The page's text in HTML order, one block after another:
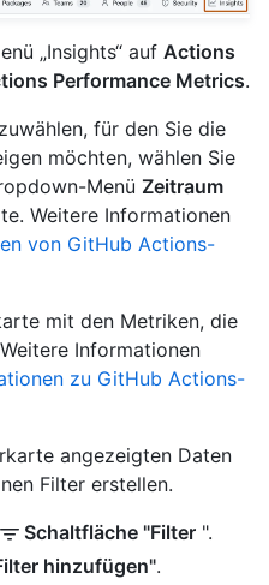
„Insights“ auf Actions
Performance Metrics.
für den Sie die
möchten, wählen Sie
Menü Zeitraum
Weitere Informationen
von GitHub Actions-
mit den Metriken, die
Informationen
zu GitHub Actions-
angezeigten Daten
Filter erstellen.
Schaltfläche "Filter ".
hinzufügen".